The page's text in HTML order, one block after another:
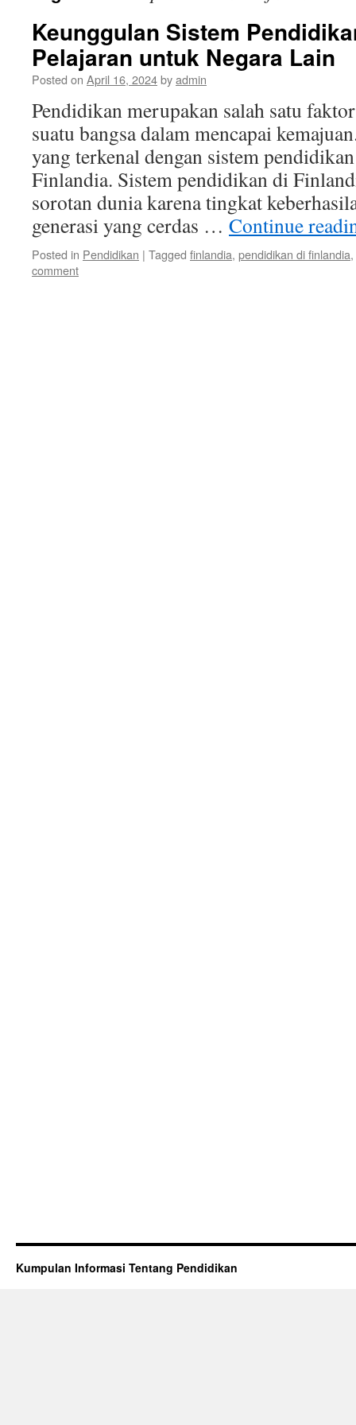
Keunggulan Sistem
Pelajaran untuk Negara Lain
Posted on April 16, 2024byadmin
Pendidikan merupakan salah satu
suatu bangsa dalam mencapai
yang terkenal dengan sistem
Finlandia. Sistem pendidikan di
sorotan dunia karena tingkat
generasi yang cerdas … Continue
Posted in Pendidikan | Tagged finlandia, pendidikan di finlandia,
comment
Kumpulan Informasi Tentang Pendidikan